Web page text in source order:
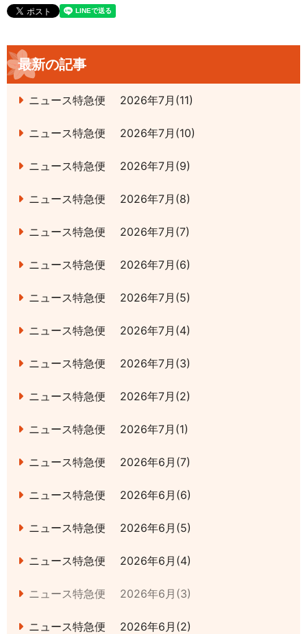
最新の記事
ニュース特急便 2026年7月(11)
ニュース特急便 2026年7月(10)
ニュース特急便 2026年7月(9)
ニュース特急便 2026年7月(8)
ニュース特急便 2026年7月(7)
ニュース特急便 2026年7月(6)
ニュース特急便 2026年7月(5)
ニュース特急便 2026年7月(4)
ニュース特急便 2026年7月(3)
ニュース特急便 2026年7月(2)
ニュース特急便 2026年7月(1)
ニュース特急便 2026年6月(7)
ニュース特急便 2026年6月(6)
ニュース特急便 2026年6月(5)
ニュース特急便 2026年6月(4)
ニュース特急便 2026年6月(3)
ニュース特急便 2026年6月(2)